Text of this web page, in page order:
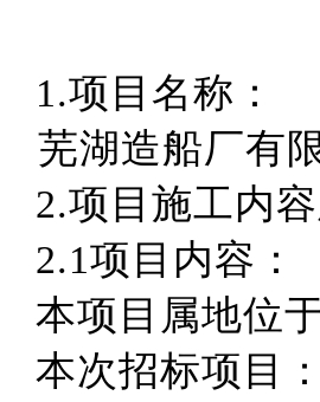
1.项目名称：
芜湖造船厂有
2.项目施工内
2.1项目内容：
本项目属地位
本次招标项目：